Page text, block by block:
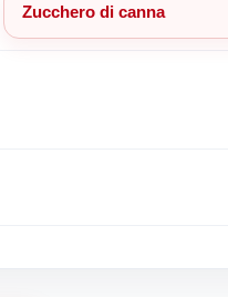
Zucchero di canna